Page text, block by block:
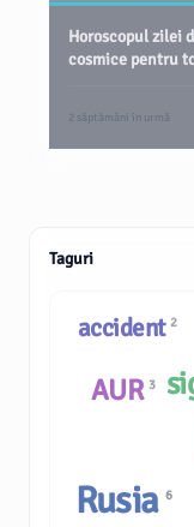
Horoscopul zilei
cosmice pentru
2 săptămâni în urmă
Taguri
accident 2
AUR 3
Rusia6